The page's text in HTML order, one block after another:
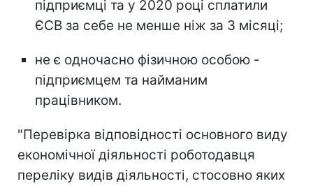
підприємці та у 2020 році сплатили
ЄСВ за себе не менше ніж за 3 місяці;
не є одночасно фізичною особою -
підприємцем та найманим
працівником.
"Перевірка відповідності основного виду
економічної діяльності роботодавця
переліку видів діяльності, стосовно яких